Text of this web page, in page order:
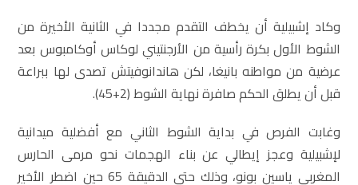
وكاد إشبيلية أن يخطف التقدم مجددا في الثانية الأخيرة من
الشوط الأول بكرة رأسية من الأرجنتيني لوكاس أوكامبوس بعد
عرضية من مواطنه بانيغا، لكن هاندانوفيتش تصدى لها ببراعة
قبل أن يطلق الحكم صافرة نهاية الشوط (2+45).
وغابت الفرص في بداية الشوط الثاني مع أفضلية ميدانية
لإشبيلية وعجز إيطالي عن بناء الهجمات نحو مرمى الحارس
المغربي ياسين بونو، وذلك حتى الدقيقة 65 حين اضطر الأخير